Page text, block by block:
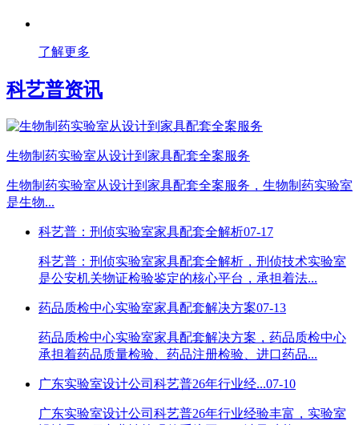
了解更多
科艺普资讯
生物制药实验室从设计到家具配套全案服务
生物制药实验室从设计到家具配套全案服务，生物制药实验室
是生物...
科艺普：刑侦实验室家具配套全解析07-17
科艺普：刑侦实验室家具配套全解析，刑侦技术实验室
是公安机关物证检验鉴定的核心平台，承担着法...
药品质检中心实验室家具配套解决方案07-13
药品质检中心实验室家具配套解决方案，药品质检中心
承担着药品质量检验、药品注册检验、进口药品...
广东实验室设计公司科艺普26年行业经...07-10
广东实验室设计公司科艺普26年行业经验丰富，实验室